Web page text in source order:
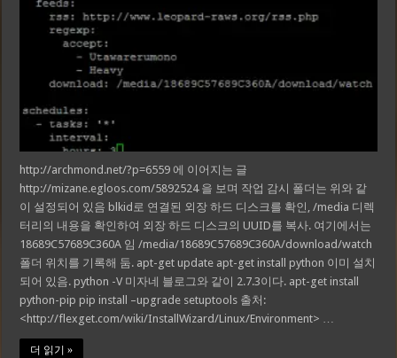
http://archmond.net/?p=6559 에 이어지는 글
http://mizane.egloos.com/5892524 을 보며 작업 감시 폴더는 위와 같
이 설정되어 있음 blkid로 연결된 외장 하드 디스크를 확인, /media 디렉
터리의 내용을 확인하여 외장 하드 디스크의 UUID를 복사. 여기에서는
18689C57689C360A 임 /media/18689C57689C360A/download/watch
폴더 위치를 기록해 둠. apt-get update apt-get install python 이미 설치
되어 있음. python -V 미자네 블로그와 같이 2.7.3이다. apt-get install
python-pip pip install –upgrade setuptools 출처:
<http://flexget.com/wiki/InstallWizard/Linux/Environment> …
더 읽기 »